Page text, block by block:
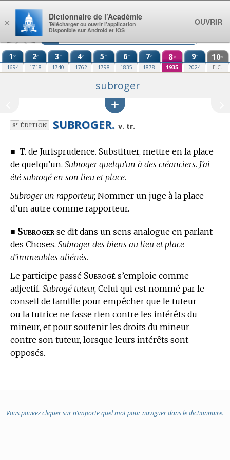
Aller au contenu
1re
1694
2e
1718
3e
1740
4e
1762
5e
1798
6e
1835
7e
1878
8e
1935
9e
2024
10e
E.C.
subroger
8eÉDITION SUBROGER. v. tr.
■ T. de Jurisprudence. Substituer, mettre en la place
de quelqu’un. Subroger quelqu’un à des créanciers. J’ai
été subrogé en son lieu et place.
Subroger un rapporteur, Nommer un juge à la place
d’un autre comme rapporteur.
■ Subroger se dit dans un sens analogue en parlant
des Choses. Subroger des biens au lieu et place
d’immeubles aliénés.
Le participe passé Subrogé s’emploie comme
adjectif. Subrogé tuteur, Celui qui est nommé par le
conseil de famille pour empêcher que le tuteur
ou la tutrice ne fasse rien contre les intérêts du
mineur, et pour soutenir les droits du mineur
contre son tuteur, lorsque leurs intérêts sont
opposés.
Vous pouvez cliquer sur n’importe quel mot pour naviguer dans le dictionnaire.
×
Dictionnaire de l’Académie
Télécharger ou ouvrir l’application
Disponible sur Android et iOS
OUVRIR